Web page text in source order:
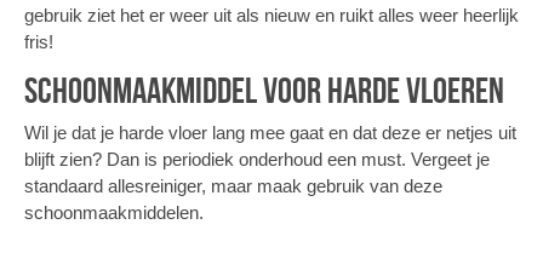
gebruik ziet het er weer uit als nieuw en ruikt alles weer heerlijk
fris!
Schoonmaakmiddel voor harde vloeren
Wil je dat je harde vloer lang mee gaat en dat deze er netjes uit
blijft zien? Dan is periodiek onderhoud een must. Vergeet je
standaard allesreiniger, maar maak gebruik van deze
schoonmaakmiddelen.